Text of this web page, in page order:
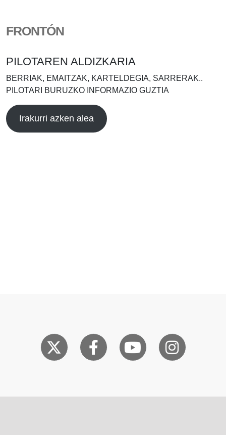
FRONTÓN
PILOTAREN ALDIZKARIA
BERRIAK, EMAITZAK, KARTELDEGIA, SARRERAK..
PILOTARI BURUZKO INFORMAZIO GUZTIA
Irakurri azken alea